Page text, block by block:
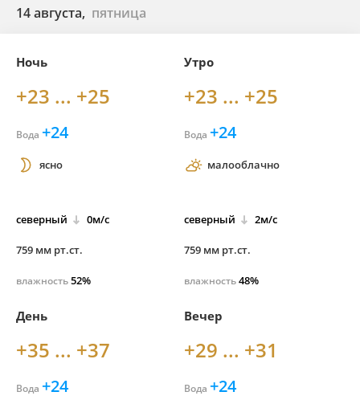
14 августа, пятница
Ночь
+23 ... +25
Вода +24
ясно
северный 0м/с
759 мм рт.ст.
влажность52%
Утро
+23 ... +25
Вода +24
малооблачно
северный 2м/с
759 мм рт.ст.
влажность48%
День
+35 ... +37
Вода +24
Вечер
+29 ... +31
Вода +24